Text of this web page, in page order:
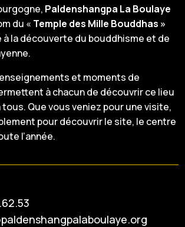
Paldenshangpa La Boulaye
du « Temple des Mille Bouddhas »
à la découverte du bouddhisme et de
et moments de
à chacun de découvrir ce lieu
Que vous veniez pour une visite,
pour découvrir le site, le centre
l’année.